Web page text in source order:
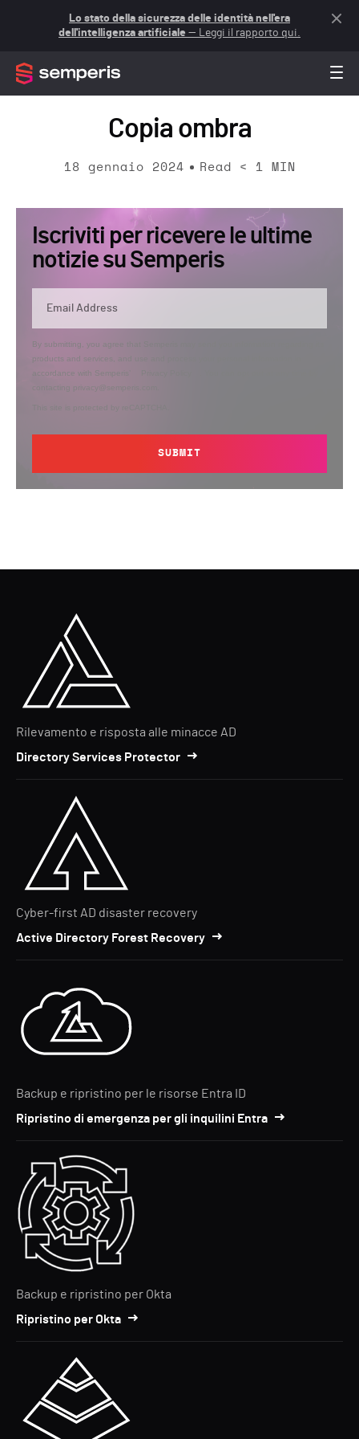
Lo stato della sicurezza delle identità nell'era
dell'intelligenza artificiale — Leggi il rapporto qui.
Copia ombra
18 gennaio 2024 Read < 1 MIN
Iscriviti per ricevere le ultime
notizie su Semperis
By submitting, you agree that Semperis may send you information regarding its
products and services, and use and process your personal information in
accordance with Semperis’
contacting privacy@semperis.com.
This site is protected by reCAPTCHA.
SUBMIT
Rilevamento e risposta alle minacce AD
Directory Services Protector
Cyber-first AD disaster recovery
Active Directory Forest Recovery
Backup e ripristino per le risorse Entra ID
Ripristino di emergenza per gli inquilini Entra
Backup e ripristino per Okta
Ripristino per Okta